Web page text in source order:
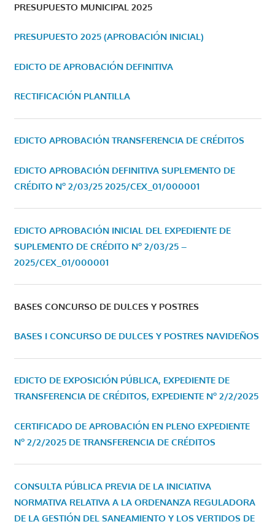
PRESUPUESTO MUNICIPAL 2025
PRESUPUESTO 2025 (APROBACIÓN INICIAL)
EDICTO DE APROBACIÓN DEFINITIVA
RECTIFICACIÓN PLANTILLA
EDICTO APROBACIÓN TRANSFERENCIA DE CRÉDITOS
EDICTO APROBACIÓN DEFINITIVA SUPLEMENTO DE
CRÉDITO Nº 2/03/25 2025/CEX_01/000001
EDICTO APROBACIÓN INICIAL DEL EXPEDIENTE DE
SUPLEMENTO DE CRÉDITO Nº 2/03/25 –
2025/CEX_01/000001
BASES CONCURSO DE DULCES Y POSTRES
BASES I CONCURSO DE DULCES Y POSTRES NAVIDEÑOS
EDICTO DE EXPOSICIÓN PÚBLICA, EXPEDIENTE DE
TRANSFERENCIA DE CRÉDITOS, EXPEDIENTE Nº 2/2/2025
CERTIFICADO DE APROBACIÓN EN PLENO EXPEDIENTE
Nº 2/2/2025 DE TRANSFERENCIA DE CRÉDITOS
CONSULTA PÚBLICA PREVIA DE LA INICIATIVA
NORMATIVA RELATIVA A LA ORDENANZA REGULADORA
DE LA GESTIÓN DEL SANEAMIENTO Y LOS VERTIDOS DE